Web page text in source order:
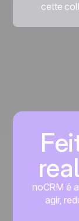
cette
noCRM é
agir,